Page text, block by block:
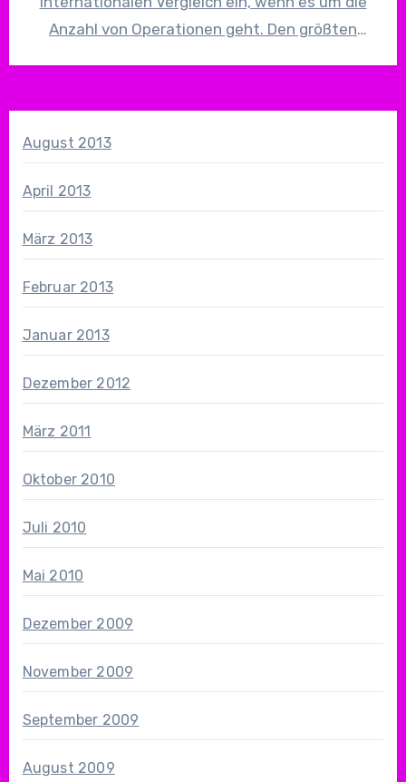
Anzahl von Operationen geht. Den größten
August 2013
April 2013
März 2013
Februar 2013
Januar 2013
Dezember 2012
März 2011
Oktober 2010
Juli 2010
Mai 2010
Dezember 2009
November 2009
September 2009
August 2009